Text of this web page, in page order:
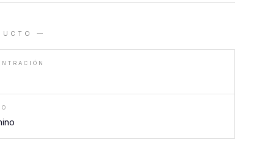
—